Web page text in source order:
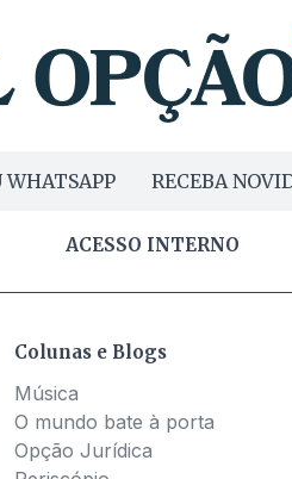
WHATSAPP RECEBA
ACESSO INTERNO
Colunas e Blogs
Música
O mundo bate à porta
Opção Jurídica